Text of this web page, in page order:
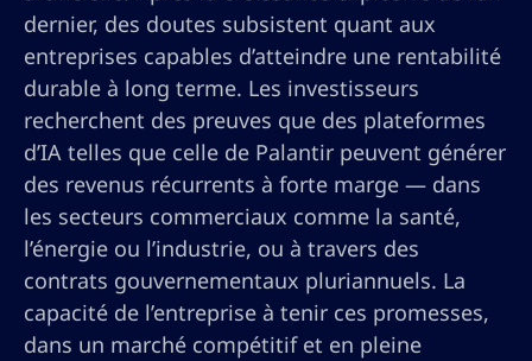
dernier, des doutes subsistent quant aux
entreprises capables d’atteindre une rentabilité
durable à long terme. Les investisseurs
recherchent des preuves que des plateformes
d’IA telles que celle de Palantir peuvent générer
des revenus récurrents à forte marge — dans
les secteurs commerciaux comme la santé,
l’énergie ou l’industrie, ou à travers des
contrats gouvernementaux pluriannuels. La
capacité de l’entreprise à tenir ces promesses,
dans un marché compétitif et en pleine